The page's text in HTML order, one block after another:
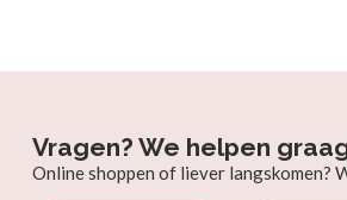
Vragen? We helpen
Online shoppen of liever langskomen?